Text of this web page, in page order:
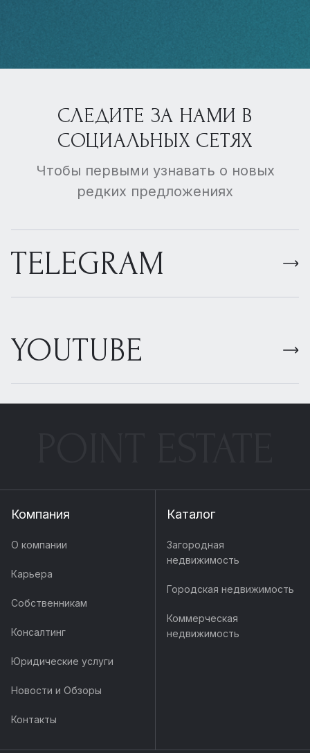
СЛЕДИТЕ ЗА НАМИ В
СОЦИАЛЬНЫХ СЕТЯХ
Чтобы первыми узнавать о новых
редких предложениях
TELEGRAM
YOUTUBE
Компания
О компании
Карьера
Собственникам
Консалтинг
Юридические услуги
Новости и Обзоры
Контакты
Каталог
Загородная
недвижимость
Городская недвижимость
Коммерческая
недвижимость